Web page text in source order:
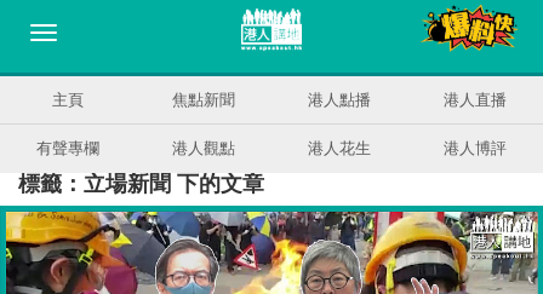
主頁 焦點新聞 港人點播 港人直播
有聲專欄 港人觀點 港人花生 港人博評
標籤：立場新聞 下的文章